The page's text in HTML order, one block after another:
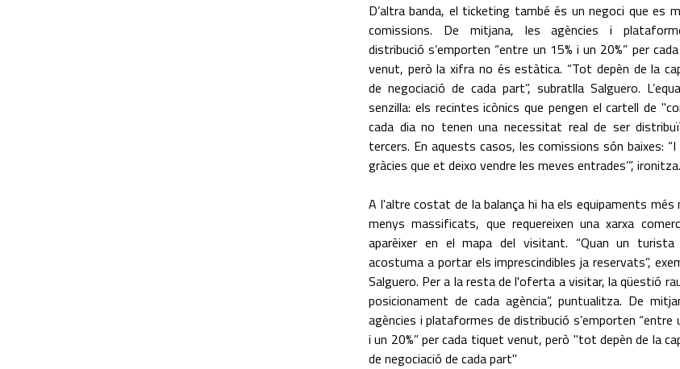
D’altra banda, el ticketing també és un negoci que es
comissions. De mitjana, les agències i
distribució s’emporten “entre un 15% i un 20%” per
venut, però la xifra no és estàtica. “Tot depèn de la
de negociació de cada part”, subratlla Salguero.
senzilla: els recintes icònics que pengen el cartell de
cada dia no tenen una necessitat real de ser
tercers. En aquests casos, les comissions són baixes: “I
gràcies que et deixo vendre les meves entrades’”, ironitza.
A l'altre costat de la balança hi ha els equipaments més
menys massificats, que requereixen una xarxa
aparèixer en el mapa del visitant. “Quan un turista
acostuma a portar els imprescindibles ja reservats”,
Salguero. Per a la resta de l'oferta a visitar, la qüestió
posicionament de cada agència”, puntualitza. De
agències i plataformes de distribució s’emporten “entre
i un 20%” per cada tiquet venut, però "tot depèn de la
de negociació de cada part"